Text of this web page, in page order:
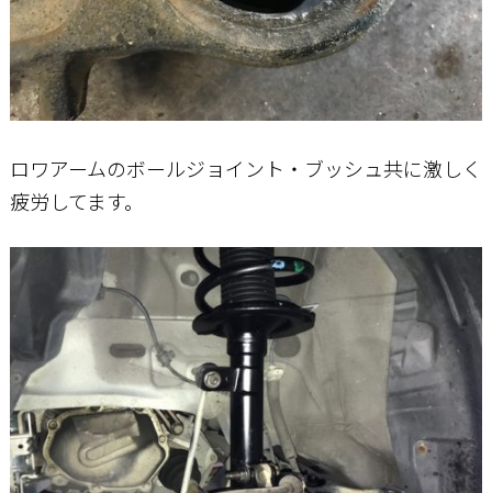
ロワアームのボールジョイント・ブッシュ共に激しく
疲労してます。